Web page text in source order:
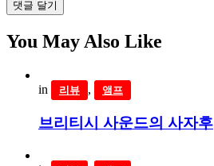
댓글 달기
You May Also Like
in 리뷰 , 앰프
브리티시 사운드의 사자후